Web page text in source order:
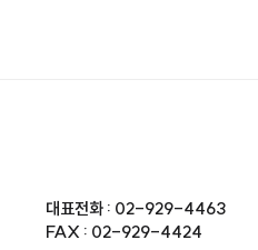
대표전화 : 02-929-4463
FAX : 02-929-4424